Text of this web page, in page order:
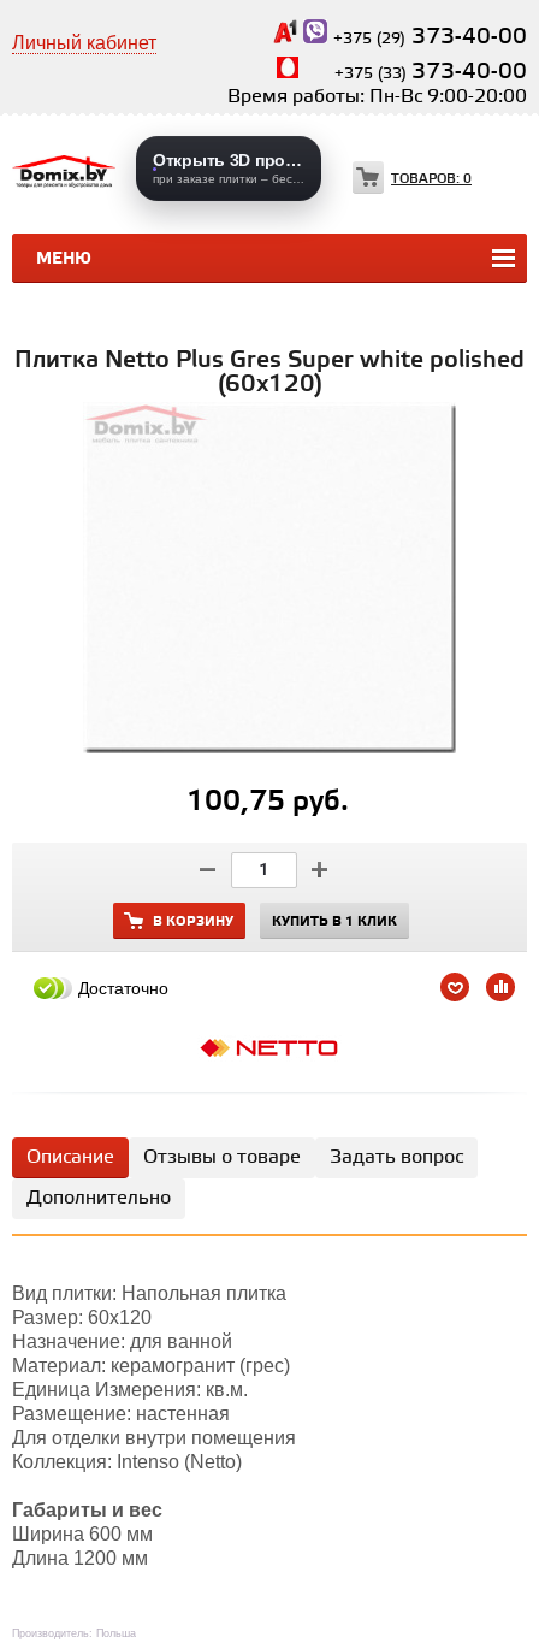
Личный кабинет +375 (29) 373-40-00
+375 (33) 373-40-00
Время работы: Пн-Вс 9:00-20:00
МЕНЮ
Открыть 3D проекты
ТОВАРОВ: 0
КЕРАМИЧЕСКАЯ ПЛИТКА
Плитка Netto Plus Gres Super white polished
(60x120)
100,75 руб.
В КОРЗИНУ КУПИТЬ В 1 КЛИК
Достаточно
Описание Отзывы о товаре
Задать вопрос
Дополнительно
Вид плитки: Напольная плитка
Размер: 60x120
Назначение: для ванной
Материал: керамогранит (грес)
Единица Измерения: кв.м.
Размещение: настенная
Для отделки внутри помещения
Коллекция: Intenso (Netto)
Габариты и вес
Ширина 600 мм
Длина 1200 мм
Производитель: Польша